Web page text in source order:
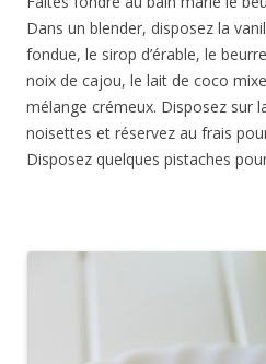
Dans un blender, disposez la
fondue, le sirop d’érable, le
noix de cajou, le lait de coco
mélange crémeux. Disposez sur
noisettes et réservez au frais
Disposez quelques pistaches